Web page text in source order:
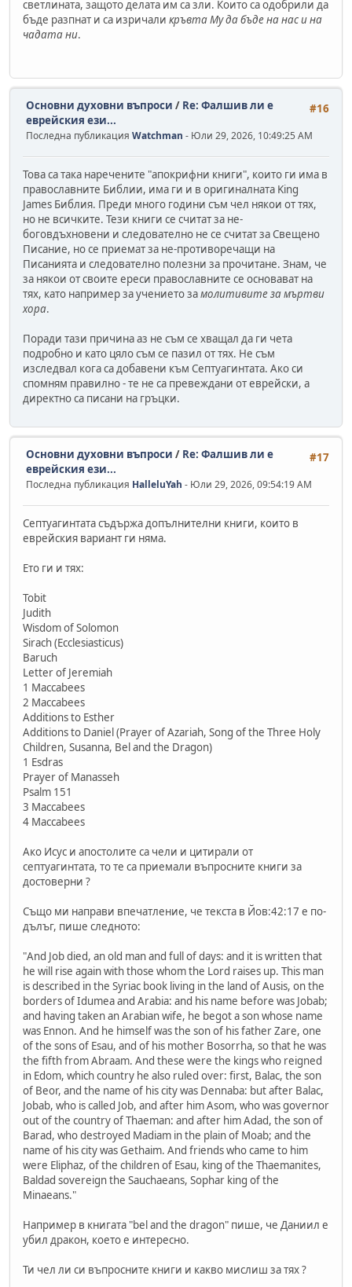
светлината, защото делата им са зли. Които са одобрили да
бъде разпнат и са изричали кръвта Му да бъде на нас и на
чадата ни.
#16
Основни духовни въпроси / Re: Фалшив ли е
еврейския ези...
Последна публикация Watchman - Юли 29, 2026, 10:49:25 AM
Това са така наречените "апокрифни книги", които ги има в
православните Библии, има ги и в оригиналната King
James Библия. Преди много години съм чел някои от тях,
но не всичките. Тези книги се считат за не-
боговдъхновени и следователно не се считат за Свещено
Писание, но се приемат за не-противоречащи на
Писанията и следователно полезни за прочитане. Знам, че
за някои от своите ереси православните се основават на
тях, като например за учението замолитивите за мъртви
хора.
Поради тази причина аз не съм се хващал да ги чета
подробно и като цяло съм се пазил от тях. Не съм
изследвал кога са добавени към Септуагинтата. Ако си
спомням правилно - те не са превеждани от еврейски, а
директно са писани на гръцки.
#17
Основни духовни въпроси / Re: Фалшив ли е
еврейския ези...
Последна публикация HalleluYah - Юли 29, 2026, 09:54:19 AM
Септуагинтата съдържа допълнителни книги, които в
еврейския вариант ги няма.
Ето ги и тях:
Tobit
Judith
Wisdom of Solomon
Sirach (Ecclesiasticus)
Baruch
Letter of Jeremiah
1 Maccabees
2 Maccabees
Additions to Esther
Additions to Daniel (Prayer of Azariah, Song of the Three Holy
Children, Susanna, Bel and the Dragon)
1 Esdras
Prayer of Manasseh
Psalm 151
3 Maccabees
4 Maccabees
Ако Исус и апостолите са чели и цитирали от
септуагинтата, то те са приемали въпросните книги за
достоверни ?
Също ми направи впечатление, че текста в Йов:42:17 е по-
дълъг, пише следното:
"And Job died, an old man and full of days: and it is written that
he will rise again with those whom the Lord raises up. This man
is described in the Syriac book living in the land of Ausis, on the
borders of Idumea and Arabia: and his name before was Jobab;
and having taken an Arabian wife, he begot a son whose name
was Ennon. And he himself was the son of his father Zare, one
of the sons of Esau, and of his mother Bosorrha, so that he was
the fifth from Abraam. And these were the kings who reigned
in Edom, which country he also ruled over: first, Balac, the son
of Beor, and the name of his city was Dennaba: but after Balac,
Jobab, who is called Job, and after him Asom, who was governor
out of the country of Thaeman: and after him Adad, the son of
Barad, who destroyed Madiam in the plain of Moab; and the
name of his city was Gethaim. And friends who came to him
were Eliphaz, of the children of Esau, king of the Thaemanites,
Baldad sovereign the Sauchaeans, Sophar king of the
Minaeans."
Например в книгата "bel and the dragon" пише, че Даниил е
убил дракон, което е интересно.
Ти чел ли си въпросните книги и какво мислиш за тях ?